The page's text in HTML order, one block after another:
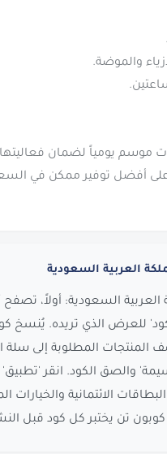
أفضل توفير ممكن في
العربية السعودية
السعودية: أولاً، تصفح
للعرض الذي تريده. يُنسخ
المطلوبة إلى سلة
والصق الكود. انقر
الائتمانية والخيارات
تن يختبر كل كود قبل النشر.